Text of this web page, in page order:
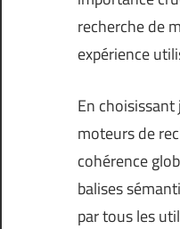
recherche de
expérience
En
moteurs de
cohérence
balises
par tous les